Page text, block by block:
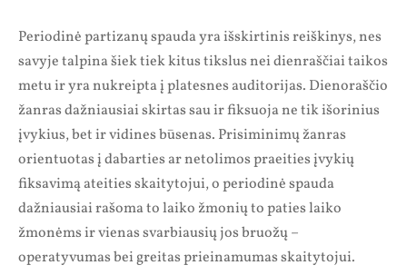
Periodinė partizanų spauda yra išskirtinis reiškinys, nes
savyje talpina šiek tiek kitus tikslus nei dienraščiai taikos
metu ir yra nukreipta į platesnes auditorijas. Dienoraščio
žanras dažniausiai skirtas sau ir fiksuoja ne tik išorinius
įvykius, bet ir vidines būsenas. Prisiminimų žanras
orientuotas į dabarties ar netolimos praeities įvykių
fiksavimą ateities skaitytojui, o periodinė spauda
dažniausiai rašoma to laiko žmonių to paties laiko
žmonėms ir vienas svarbiausių jos bruožų –
operatyvumas bei greitas prieinamumas skaitytojui.